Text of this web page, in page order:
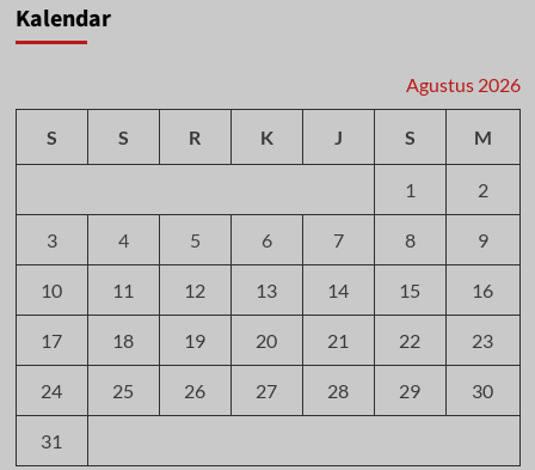
Kalendar
Agustus 2026
S S R K J S M
1 2
3 4 5 6 7 8 9
10 11 12 13 14 15 16
17 18 19 20 21 22 23
24 25 26 27 28 29 30
31